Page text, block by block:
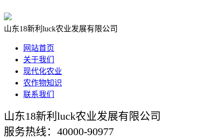
山东18新利luck农业发展有限公司
网站首页
关于我们
现代化农业
农作物知识
联系我们
山东18新利luck农业发展有限公司
服务热线：40000-90977